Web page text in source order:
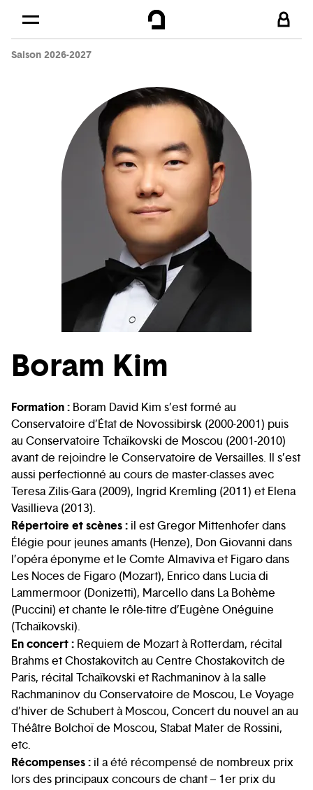
Skip to
Saison 2026-2027
Boram Kim
Formation : Boram David Kim s’est formé au
Conservatoire d’État de Novossibirsk (2000-2001) puis
au Conservatoire Tchaïkovski de Moscou (2001-2010)
avant de rejoindre le Conservatoire de Versailles. Il s’est
aussi perfectionné au cours de master-classes avec
Teresa Zilis-Gara (2009), Ingrid Kremling (2011) et Elena
Vasillieva (2013).
Répertoire et scènes : il est Gregor Mittenhofer dans
Élégie pour jeunes amants (Henze), Don Giovanni dans
l’opéra éponyme et le Comte Almaviva et Figaro dans
Les Noces de Figaro (Mozart), Enrico dans Lucia di
Lammermoor (Donizetti), Marcello dans La Bohème
(Puccini) et chante le rôle-titre d’Eugène Onéguine
(Tchaïkovski).
En concert : Requiem de Mozart à Rotterdam, récital
Brahms et Chostakovitch au Centre Chostakovitch de
Paris, récital Tchaïkovski et Rachmaninov à la salle
Rachmaninov du Conservatoire de Moscou, Le Voyage
d’hiver de Schubert à Moscou, Concert du nouvel an au
Théâtre Bolchoï de Moscou, Stabat Mater de Rossini,
etc.
Récompenses : il a été récompensé de nombreux prix
lors des principaux concours de chant – 1er prix du